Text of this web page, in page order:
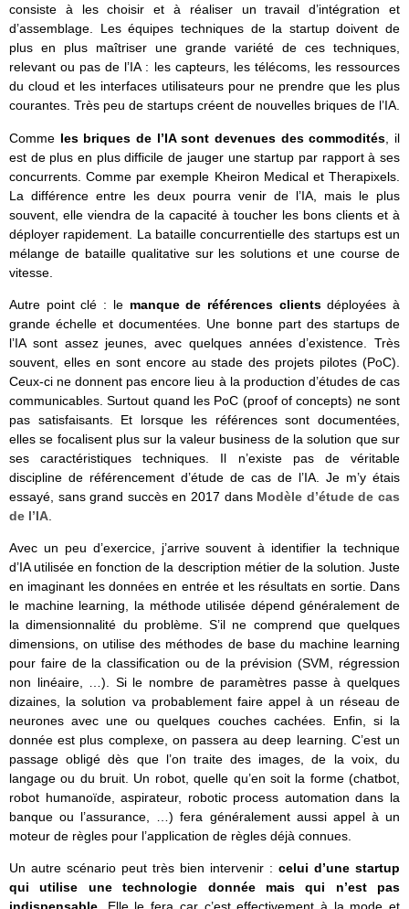
consiste à les choisir et à réaliser un travail d’intégration et
d’assemblage. Les équipes techniques de la startup doivent de
plus en plus maîtriser une grande variété de ces techniques,
relevant ou pas de l’IA : les capteurs, les télécoms, les ressources
du cloud et les interfaces utilisateurs pour ne prendre que les plus
courantes. Très peu de startups créent de nouvelles briques de l’IA.
Comme les briques de l’IA sont devenues des commodités , il
est de plus en plus difficile de jauger une startup par rapport à ses
concurrents. Comme par exemple Kheiron Medical et Therapixels.
La différence entre les deux pourra venir de l’IA, mais le plus
souvent, elle viendra de la capacité à toucher les bons clients et à
déployer rapidement. La bataille concurrentielle des startups est un
mélange de bataille qualitative sur les solutions et une course de
vitesse.
Autre point clé : le manque de références clientsdéployées à
grande échelle et documentées. Une bonne part des startups de
l’IA sont assez jeunes, avec quelques années d’existence. Très
souvent, elles en sont encore au stade des projets pilotes (PoC).
Ceux-ci ne donnent pas encore lieu à la production d’études de cas
communicables. Surtout quand les PoC (proof of concepts) ne sont
pas satisfaisants. Et lorsque les références sont documentées,
elles se focalisent plus sur la valeur business de la solution que sur
ses caractéristiques techniques. Il n’existe pas de véritable
discipline de référencement d’étude de cas de l’IA. Je m’y étais
essayé, sans grand succès en 2017 dans Modèle d’étude de cas
de l’IA
Avec un peu d’exercice, j’arrive souvent à identifier la technique
d’IA utilisée en fonction de la description métier de la solution. Juste
en imaginant les données en entrée et les résultats en sortie. Dans
le machine learning, la méthode utilisée dépend généralement de
la dimensionnalité du problème. S’il ne comprend que quelques
dimensions, on utilise des méthodes de base du machine learning
pour faire de la classification ou de la prévision (SVM, régression
non linéaire, …). Si le nombre de paramètres passe à quelques
dizaines, la solution va probablement faire appel à un réseau de
neurones avec une ou quelques couches cachées. Enfin, si la
donnée est plus complexe, on passera au deep learning. C’est un
passage obligé dès que l’on traite des images, de la voix, du
langage ou du bruit. Un robot, quelle qu’en soit la forme (chatbot,
robot humanoïde, aspirateur, robotic process automation dans la
banque ou l’assurance, …) fera généralement aussi appel à un
moteur de règles pour l’application de règles déjà connues.
Un autre scénario peut très bien intervenir : celui d’une startup
qui utilise une technologie donnée mais qui n’est pas
indispensable . Elle le fera car c’est effectivement à la mode et